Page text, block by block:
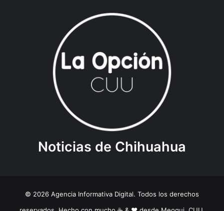
Noticias de Chihuahua
© 2026 Agencia Informativa Digital. Todos los derechos